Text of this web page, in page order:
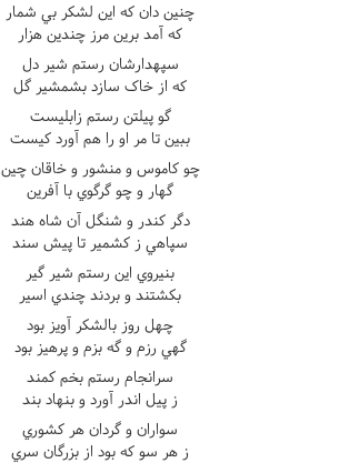
چنين دان که اين لشکر بي شمار
که آمد برين مرز چندين هزار
سپهدارشان رستم شير دل
که از خاک سازد بشمشير گل
گو پيلتن رستم زابليست
ببين تا مر او را هم آورد کيست
چو کاموس و منشور و خاقان چين
گهار و چو گرگوي با آفرين
دگر کندر و شنگل آن شاه هند
سپاهي ز کشمير تا پيش سند
بنيروي اين رستم شير گير
بکشتند و بردند چندي اسير
چهل روز بالشکر آويز بود
گهي رزم و گه بزم و پرهيز بود
سرانجام رستم بخم کمند
ز پيل اندر آورد و بنهاد بند
سواران و گردان هر کشوري
ز هر سو که بود از بزرگان سري